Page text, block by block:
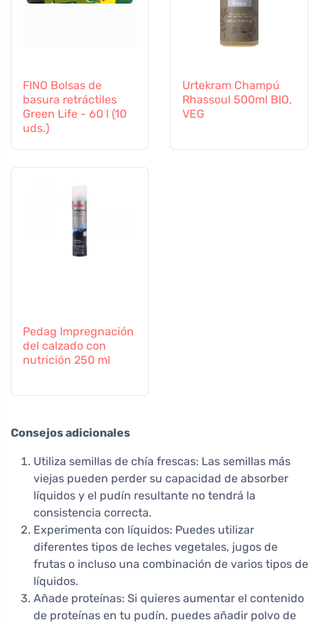
FINO Bolsas de
basura retráctiles
Green Life - 60 l (10
uds.)
Urtekram Champú
Rhassoul 500ml BIO,
VEG
Pedag Impregnación
del calzado con
nutrición 250 ml
Consejos adicionales
Utiliza semillas de chía frescas: Las semillas más
viejas pueden perder su capacidad de absorber
líquidos y el pudín resultante no tendrá la
consistencia correcta.
Experimenta con líquidos: Puedes utilizar
diferentes tipos de leches vegetales, jugos de
frutas o incluso una combinación de varios tipos de
líquidos.
Añade proteínas: Si quieres aumentar el contenido
de proteínas en tu pudín, puedes añadir polvo de